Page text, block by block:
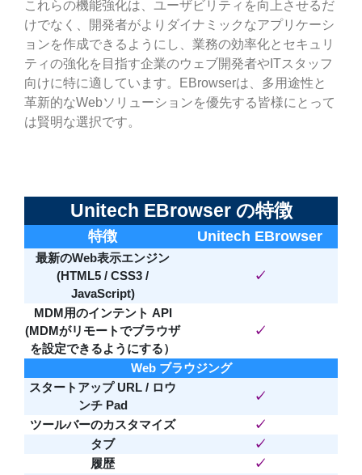
これらの機能強化は、ユーザビリティを向上させるだ
けでなく、開発者がよりダイナミックなアプリケーシ
ョンを作成できるようにし、業務の効率化とセキュリ
ティの強化を目指す企業のウェブ開発者やITスタッフ
向けに特に適しています。EBrowserは、多用途性と
革新的なWebソリューションを優先する皆様にとって
は賢明な選択です。
Unitech EBrowser の特徴
特徴 Unitech EBrowser
最新のWeb表示エンジン
(HTML5 / CSS3 /
JavaScript)
✓
MDM用のインテント API
(MDMがリモートでブラウザ
を設定できるようにする）
✓
Web ブラウジング
スタートアップ URL / ロウ
ンチ Pad
✓
ツールバーのカスタマイズ
✓
タブ
✓
履歴
✓